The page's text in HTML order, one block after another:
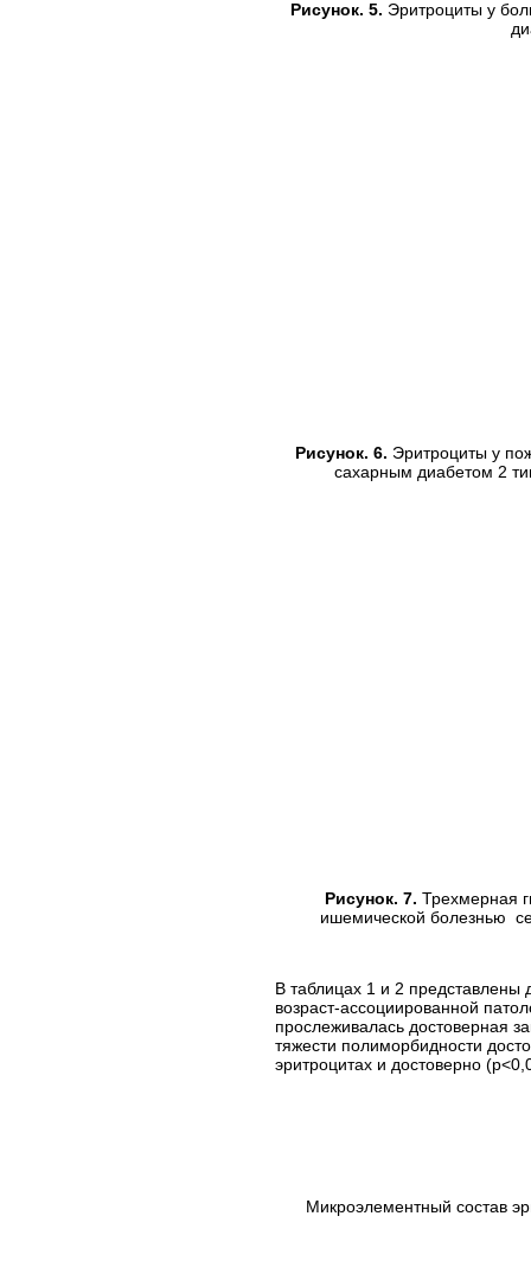
Рисунок. 5. Эритроциты у
Рисунок. 6. Эритроциты у
сахарным диабетом 2
Рисунок. 7. Трехмерная
ишемической болезнью
В таблицах 1 и 2 представлены
возраст-ассоциированной
прослеживалась достоверная
тяжести полиморбидности
эритроцитах и достоверно
Микроэлементный состав